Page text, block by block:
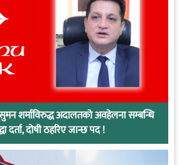
शर्माविरुद्ध अदालतको अवहेलना सम्बन्धि
दर्ता, दोषी ठहरिए जान्छ पद !